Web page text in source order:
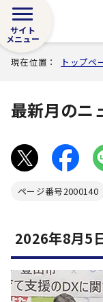
サイト
メニュー
現在位置： トップペ
最新月のニ
ページ番号2000140
2026年8月5